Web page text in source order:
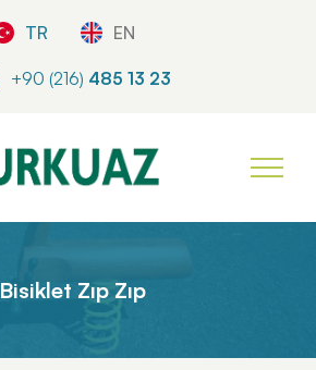
TR EN
+90 (216) 485 13 23
Bisiklet Zıp Zıp